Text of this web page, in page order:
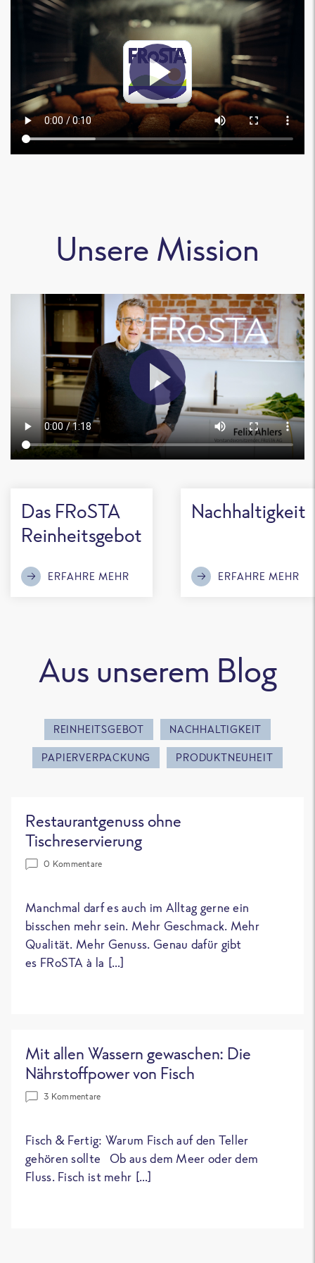
Unsere Mission
Das FRoSTA
Reinheitsgebot
ERFAHRE MEHR
Nachhaltigkeit
ERFAHRE MEHR
Aus unserem Blog
REINHEITSGEBOT NACHHALTIGKEIT
PAPIERVERPACKUNG PRODUKTNEUHEIT
Restaurantgenuss ohne
Tischreservierung
0 Kommentare
Manchmal darf es auch im Alltag gerne ein
bisschen mehr sein. Mehr Geschmack. Mehr
Qualität. Mehr Genuss. Genau dafür gibt
es FRoSTA à la […]
Mit allen Wassern gewaschen: Die
Nährstoffpower von Fisch
3 Kommentare
Fisch & Fertig: Warum Fisch auf den Teller
gehören sollte Ob aus dem Meer oder dem
Fluss. Fisch ist mehr […]